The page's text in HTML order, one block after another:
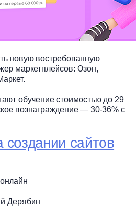
новую востребованную
маркетплейсов: Озон,
обучение стоимостью до 29
вознаграждение — 30-36% с
создании сайтов
Дерябин